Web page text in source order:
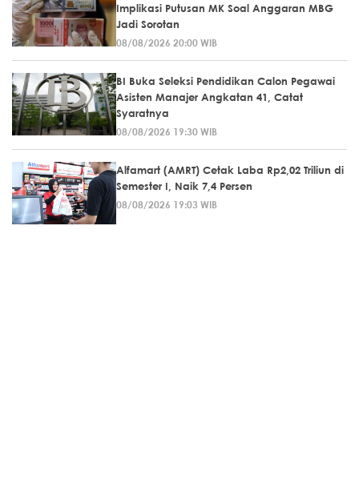
Implikasi Putusan MK Soal Anggaran MBG
Jadi Sorotan
08/08/2026 20:00 WIB
BI Buka Seleksi Pendidikan Calon Pegawai
Asisten Manajer Angkatan 41, Catat
Syaratnya
08/08/2026 19:30 WIB
Alfamart (AMRT) Cetak Laba Rp2,02 Triliun di
Semester I, Naik 7,4 Persen
08/08/2026 19:03 WIB